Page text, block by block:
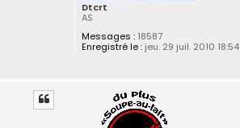
Dtcrt
AS
Messages :18587
Enregistré le :jeu. 29 juil. 2010 18:54